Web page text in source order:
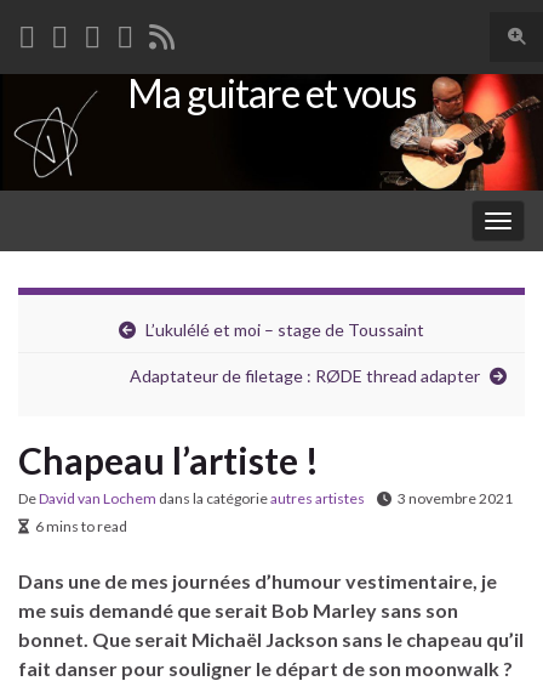
Search for:
Ma guitare et vous
L’ukulélé et moi – stage de Toussaint
Adaptateur de filetage : RØDE thread adapter
Chapeau l’artiste !
DeDavid van Lochem dans la catégorieautres artistes
3 novembre 2021
6 mins to read
Dans une de mes journées d’humour vestimentaire, je
me suis demandé que serait Bob Marley sans son
bonnet. Que serait Michaël Jackson sans le chapeau qu’il
fait danser pour souligner le départ de son moonwalk ?